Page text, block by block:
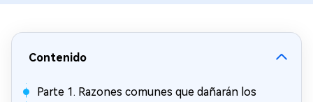
Contenido
Parte 1. Razones comunes que dañarán los